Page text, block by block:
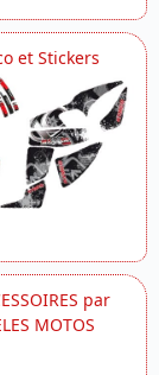
et Stickers
par
MOTOS